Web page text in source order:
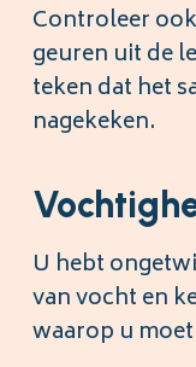
Controleer
geuren uit de
teken dat het
nagekeken.
U hebt
van vocht en
waarop u